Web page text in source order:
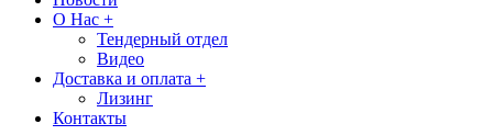
О Нас +
Тендерный отдел
Видео
Доставка и оплата +
Лизинг
Контакты